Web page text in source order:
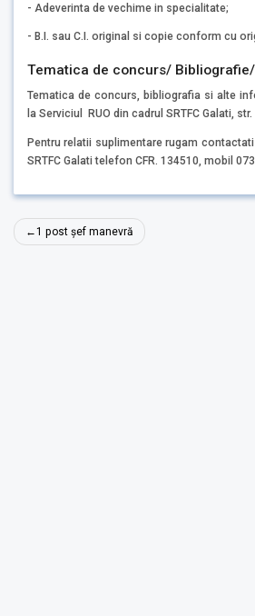
- Adeverinta de vechime in specialitate;
- B.I. sau C.I. original si copie conform cu
Tematica de concurs/
Tematica de concurs, bibliografia si alte
la Serviciul RUO din cadrul SRTFC Galati,
Pentru relatii suplimentare rugam contactati
SRTFC Galati telefon CFR. 134510, mobil
Navigare
în
1 post șef manevră